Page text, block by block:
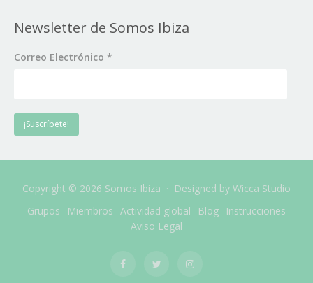
Newsletter de Somos Ibiza
Correo Electrónico *
Copyright © 2026 Somos Ibiza · Designed by Wicca Studio
Grupos
Miembros Actividad global Blog
Instrucciones
Aviso Legal